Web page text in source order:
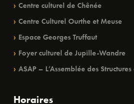
Centre culturel de Chênée
Centre Culturel Ourthe et Meuse
Espace Georges Truffaut
Foyer culturel de Jupille-Wandre
ASAP – L’Assemblée des
Horaires